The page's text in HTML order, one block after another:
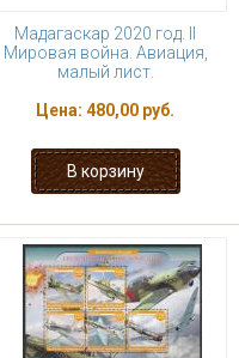
Мадагаскар 2020 год. II
Мировая война. Авиация,
малый лист.
Цена: 480,00 руб.